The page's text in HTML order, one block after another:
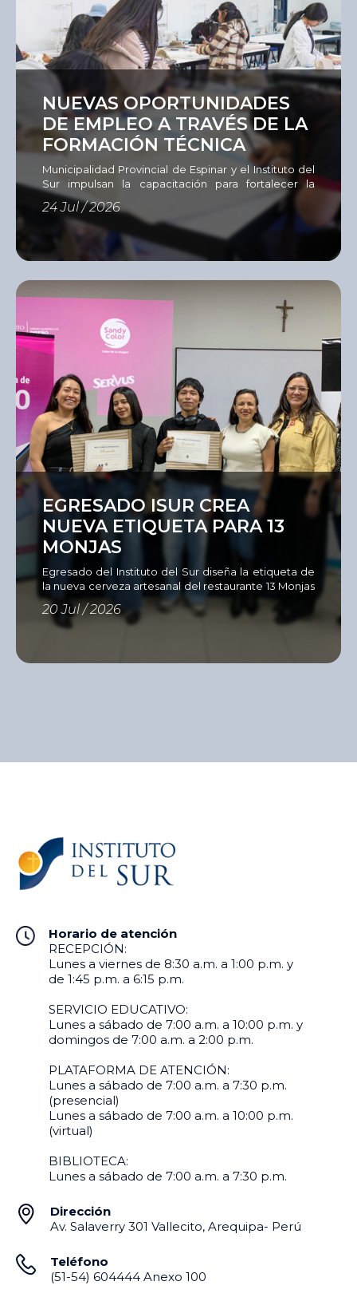
NUEVAS OPORTUNIDADES
DE EMPLEO A TRAVÉS DE LA
FORMACIÓN TÉCNICA
Municipalidad Provincial de Espinar y el Instituto del
Sur impulsan la capacitación para fortalecer la
empleabilidad La Municipalidad Provincial de
Espinar, en coordinación con el Instituto del Sur
(ISUR), desarrollan un programa de capacitación
dirigido a 60 personas en situación de
vulnerabilidad, entre jóvenes, adultos y
competencias, actualizar sus conocimientos o
aprender un […]
24 Jul / 2026
EGRESADO ISUR CREA
NUEVA ETIQUETA PARA 13
MONJAS
Egresado del Instituto del Sur diseña la etiqueta de
la nueva cerveza artesanal del restaurante 13 Monjas
Como parte de su compromiso con una formación
estrechamente vinculada al entorno profesional, la
Unidad Académica de Diseño del Instituto del Sur,
20 Jul / 2026
Ver
Horario de atención
RECEPCIÓN:
Lunes a viernes de 8:30 a.m. a 1:00 p.m. y
de 1:45 p.m. a 6:15 p.m.
SERVICIO EDUCATIVO:
Lunes a sábado de 7:00 a.m. a 10:00 p.m. y
domingos de 7:00 a.m. a 2:00 p.m.
PLATAFORMA DE ATENCIÓN:
Lunes a sábado de 7:00 a.m. a 7:30 p.m.
(presencial)
Lunes a sábado de 7:00 a.m. a 10:00 p.m.
(virtual)
BIBLIOTECA:
Lunes a sábado de 7:00 a.m. a 7:30 p.m.
Dirección
Av. Salaverry 301 Vallecito, Arequipa- Perú
Teléfono
(51-54) 604444 Anexo 100